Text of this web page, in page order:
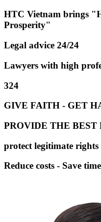
HTC Vietnam brings
Prosperity"
Legal advice 24/24
Lawyers with high
324
GIVE FAITH - GET
PROVIDE THE BEST
protect legitimate rights
Reduce costs - Save time